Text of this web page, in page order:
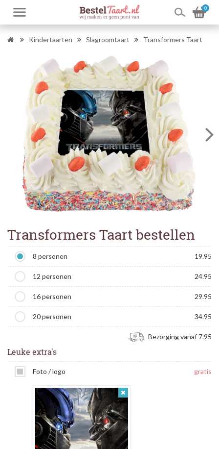
0
Kindertaarten Slagroomtaart Transformers Taart
Transformers Taart bestellen
8 personen 19.95
12 personen 24.95
16 personen 29.95
20 personen 34.95
Bezorging vanaf 7.95
Leuke extra's
Foto / logo gratis